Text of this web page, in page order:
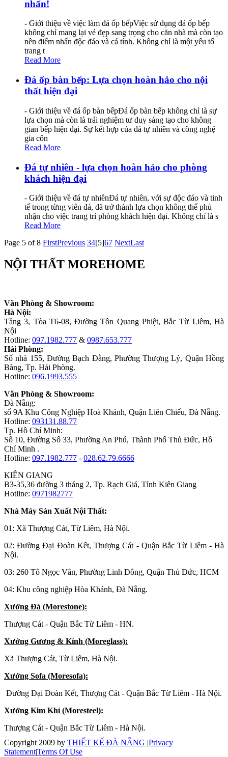
nhấn!
- Giới thiệu về việc làm đá ốp bếpViệc sử dụng đá ốp bếp
không chỉ mang lại vẻ đẹp sang trọng cho căn nhà mà còn tạo
nên điểm nhấn độc đáo và cá tính. Không chỉ là một yếu tố
trang t
Read More
Đá ốp bàn bếp: Lựa chọn hoàn hảo cho nội
thất hiện đại
- Giới thiệu về đá ốp bàn bếpĐá ốp bàn bếp không chỉ là sự
lựa chọn mà còn là trải nghiệm tư duy sáng tạo cho không
gian bếp hiện đại. Sự kết hợp của đá tự nhiên và công nghệ
gia côn
Read More
Đá tự nhiên - lựa chọn hoàn hảo cho phòng
khách hiện đại
- Giới thiệu về đá tự nhiênĐá tự nhiên, với sự độc đáo và tinh
tế trong từng viên đá, đã trở thành lựa chọn không thể phủ
nhận cho việc trang trí phòng khách hiện đại. Không chỉ là s
Read More
Page 5 of 8 FirstPrevious 34[5]67 NextLast
NỘI THẤT MOREHOME
Văn Phòng & Showroom:
Hà Nội:
Tầng 3, Tòa T6-08, Đường Tôn Quang Phiệt, Bắc Từ Liêm, Hà
Nội
Hotline: 097.1982.777 & 0987.653.777
Hải Phòng:
Số nhà 155, Đường Bạch Đằng, Phường Thượng Lý, Quận Hồng
Bàng, Tp. Hải Phòng.
Hotline: 096.1993.555
Văn Phòng & Showroom:
Đà Nẵng:
số 9A Khu Công Nghiệp Hoà Khánh, Quận Liên Chiểu, Đà Nẵng.
Hotline: 093131.88.77
Tp. Hồ Chí Minh:
Số 10, Đường Số 33, Phường An Phú, Thành Phố Thủ Đức, Hồ
Chí Minh .
Hotline: 097.1982.777 - 028.62.79.6666
KIÊN GIANG
B3-35,36 đường 3 tháng 2, Tp. Rạch Giá, Tỉnh Kiên Giang
Hotline: 0971982777
Nhà Máy Sản Xuất Nội Thất:
01: Xã Thượng Cát, Từ Liêm, Hà Nội.
02: Đường Đại Đoàn Kết, Thượng Cát - Quận Bắc Từ Liêm - Hà
Nội.
03: 260 Tô Ngọc Vân, Phường Linh Đông, Quận Thủ Đức, HCM
04: Khu công nghiệp Hòa Khánh, Đà Nẵng.
Xưởng Đá (Morestone):
Thượng Cát - Quận Bắc Từ Liêm - HN.
Xưởng Gương & Kính (Moreglass):
Xã Thượng Cát, Từ Liêm, Hà Nội.
Xưởng Sofa (Moresofa):
Đường Đại Đoàn Kết, Thượng Cát - Quận Bắc Từ Liêm - Hà Nội.
Xưởng Kim Khí (Moresteel):
Thượng Cát - Quận Bắc Từ Liêm - Hà Nội.
Copyright 2009 by THIẾT KẾ ĐÀ NẴNG |Privacy
Statement|Terms Of Use